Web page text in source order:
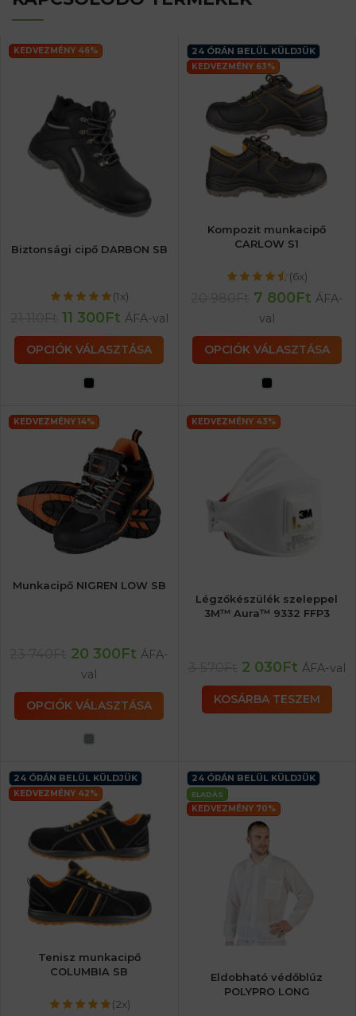
KEDVEZMÉNY 46%
Biztonsági cipő DARBON SB
(1x)
11 300Ft ÁFA-val
OPCIÓK VÁLASZTÁSA
24 ÓRÁN BELÜL KÜLDJÜK
KEDVEZMÉNY 63%
Kompozit munkacipő
CARLOW S1
(6x)
7 800Ft ÁFA-
val
OPCIÓK VÁLASZTÁSA
KEDVEZMÉNY 14%
Munkacipő NIGREN LOW SB
20 300Ft ÁFA-
val
OPCIÓK VÁLASZTÁSA
KEDVEZMÉNY 43%
Légzőkészülék szeleppel
3M™ Aura™ 9332 FFP3
2 030Ft ÁFA-val
KOSÁRBA TESZEM
24 ÓRÁN BELÜL KÜLDJÜK
KEDVEZMÉNY 42%
Tenisz munkacipő
COLUMBIA SB
(2x)
24 ÓRÁN BELÜL KÜLDJÜK
ELADÁS
KEDVEZMÉNY 70%
Eldobható védőblúz
POLYPRO LONG